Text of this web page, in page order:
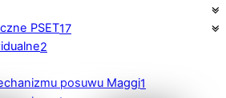
PSET17
2
posuwu Maggi1